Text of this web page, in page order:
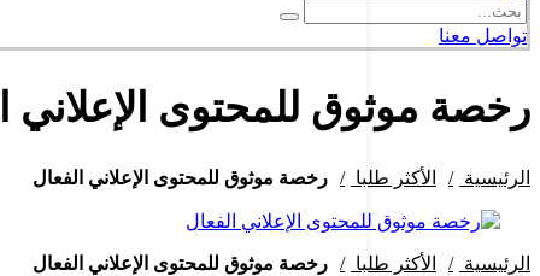
تواصل معنا
رخصة موثوق للمحتوى الإعلاني
الرئيسية الأكثر طلبا رخصة موثوق للمحتوى الإعلاني الفعال
الرئيسية الأكثر طلبا رخصة موثوق للمحتوى الإعلاني الفعال